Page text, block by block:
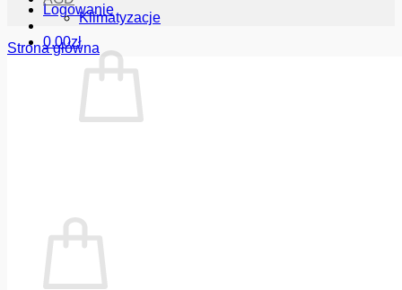
Logowanie
0.00zł
Klimatyzacje
Strona główna